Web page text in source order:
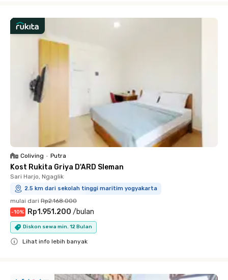
Coliving • Putra
Kost Rukita Griya D'ARD Sleman
Sari Harjo, Ngaglik
2.5 km dari sekolah tinggi maritim yogyakarta
mulai dari Rp2.168.000
-10% Rp1.951.200 /bulan
Diskon sewa min. 12 Bulan
Lihat info lebih banyak